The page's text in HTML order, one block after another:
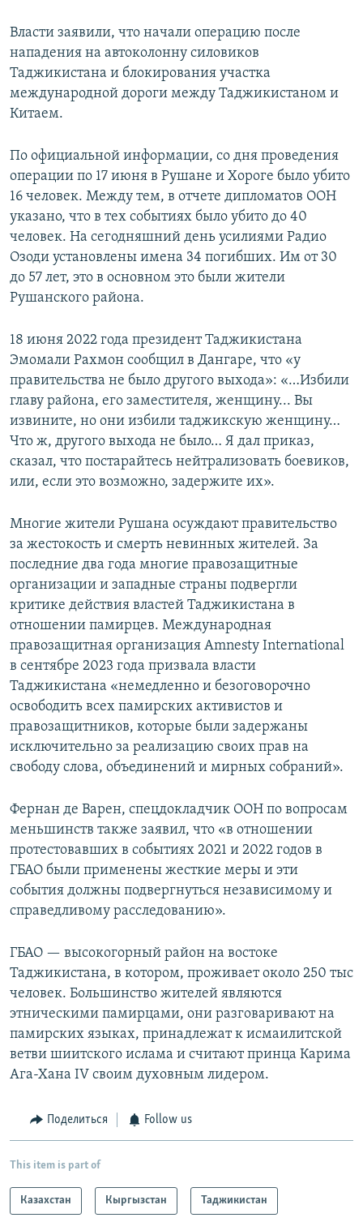
Власти заявили, что начали операцию после
нападения на автоколонну силовиков
Таджикистана и блокирования участка
международной дороги между Таджикистаном и
Китаем.
По официальной информации, со дня проведения
операции по 17 июня в Рушане и Хороге было убито
16 человек. Между тем, в отчете дипломатов ООН
указано, что в тех событиях было убито до 40
человек. На сегодняшний день усилиями Радио
Озоди установлены имена 34 погибших. Им от 30
до 57 лет, это в основном это были жители
Рушанского района.
18 июня 2022 года президент Таджикистана
Эмомали Рахмон сообщил в Дангаре, что «у
правительства не было другого выхода»: «…Избили
главу района, его заместителя, женщину... Вы
извините, но они избили таджикскую женщину…
Что ж, другого выхода не было… Я дал приказ,
сказал, что постарайтесь нейтрализовать боевиков,
или, если это возможно, задержите их».
Многие жители Рушана осуждают правительство
за жестокость и смерть невинных жителей. За
последние два года многие правозащитные
организации и западные страны подвергли
критике действия властей Таджикистана в
отношении памирцев. Международная
правозащитная организация Amnesty International
в сентябре 2023 года призвала власти
Таджикистана «немедленно и безоговорочно
освободить всех памирских активистов и
правозащитников, которые были задержаны
исключительно за реализацию своих прав на
свободу слова, объединений и мирных собраний».
Фернан де Варен, спецдокладчик ООН по вопросам
меньшинств также заявил, что «в отношении
протестовавших в событиях 2021 и 2022 годов в
ГБАО были применены жесткие меры и эти
события должны подвергнуться независимому и
справедливому расследованию».
ГБАО — высокогорный район на востоке
Таджикистана, в котором, проживает около 250 тыс
человек. Большинство жителей являются
этническими памирцами, они разговаривают на
памирских языках, принадлежат к исмаилитской
ветви шиитского ислама и считают принца Карима
Ага-Хана IV своим духовным лидером.
Поделиться Follow us
This item is part of
Казахстан Кыргызстан Таджикистан